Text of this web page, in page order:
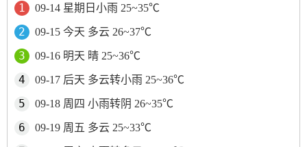
09-14 星期日小雨 25~35℃
09-15 今天 多云 26~37℃
09-16 明天 晴 25~36℃
09-17 后天 多云转小雨 25~36℃
09-18 周四 小雨转阴 26~35℃
09-19 周五 多云 25~33℃